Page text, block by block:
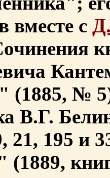
вместе с
(1885, №
В.Г.
21, 195 и
(1889,